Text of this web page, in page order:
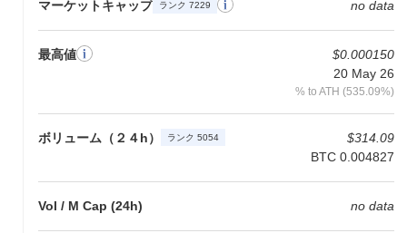
マーケットキャップ ランク 7229 no data
最高値
$0.000150
20 May 26
% to ATH (535.09%)
ボリューム（２４h） ランク 5054
$314.09
BTC 0.004827
Vol / M Cap (24h) no data